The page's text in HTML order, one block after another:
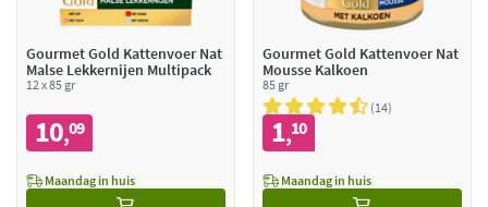
Gourmet Gold Kattenvoer Nat
Malse Lekkernijen Multipack
12 x 85 gr
10,09
Maandag in huis
Gourmet Gold Kattenvoer Nat
Mousse Kalkoen
85 gr
14
1,10
Maandag in huis